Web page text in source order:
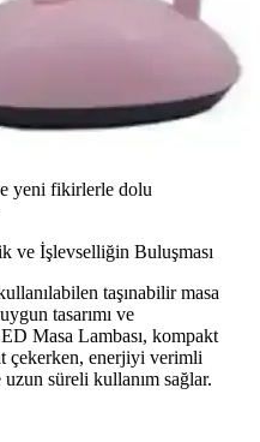
yeni fikirlerle dolu
ve İşlevselliğin Buluşması
taşınabilir masa
tasarımı ve
Masa Lambası, kompakt
çekerken, enerjiyi verimli
süreli kullanım sağlar.